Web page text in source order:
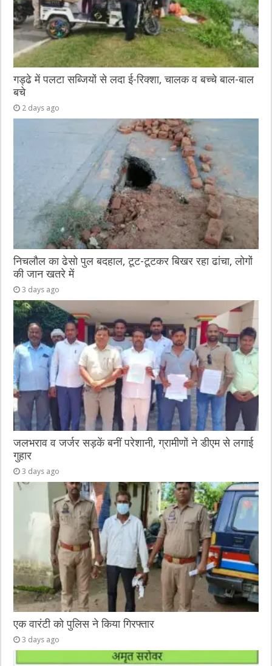
गड्ढे में पलटा सब्जियों से लदा ई-रिक्शा, चालक व बच्चे बाल-बाल
बचे
2 days ago
निचलौल का ढेसो पुल बदहाल, टूट-टूटकर बिखर रहा ढांचा, लोगों
की जान खतरे में
3 days ago
जलभराव व जर्जर सड़कें बनीं परेशानी, ग्रामीणों ने डीएम से लगाई
गुहार
3 days ago
एक वारंटी को पुलिस ने किया गिरफ्तार
3 days ago